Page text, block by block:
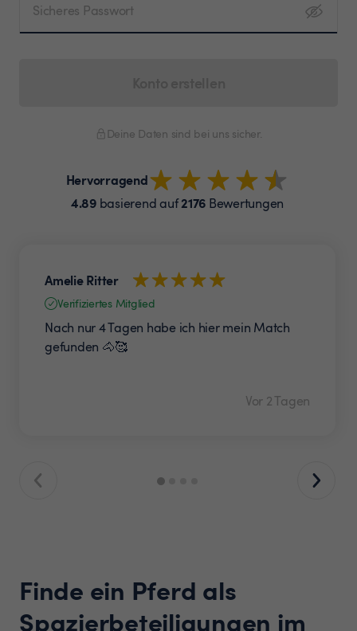
Sicheres Passwort
Deine Daten sind bei uns sicher.
Hervorragend
4.89basierend auf2176 Bewertungen
Amelie Ritter
Verifiziertes Mitglied
Nach nur 4 Tagen habe ich hier mein Match
gefunden 🐴🥰
Vor 2 Tagen
Finde ein Pferd als
Spazierbeteiligungen im